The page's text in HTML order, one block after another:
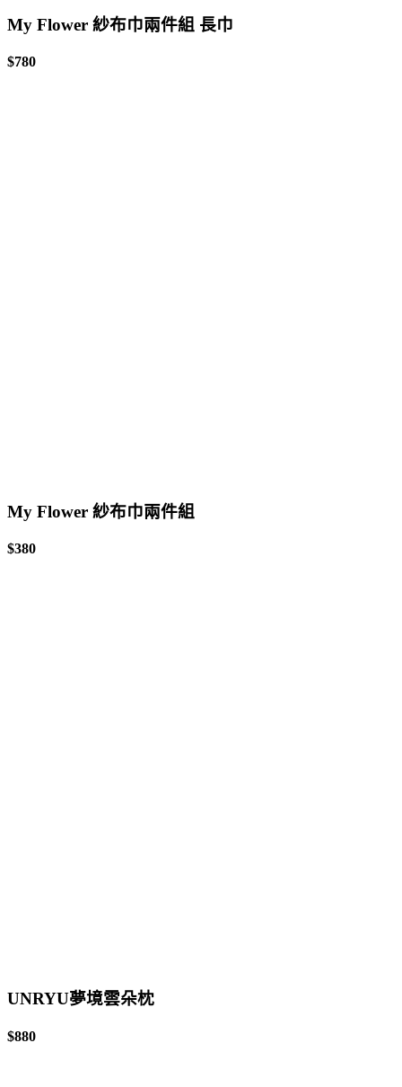
My Flower 紗布巾兩件組 長巾
$780
My Flower 紗布巾兩件組
$380
UNRYU夢境雲朵枕
$880